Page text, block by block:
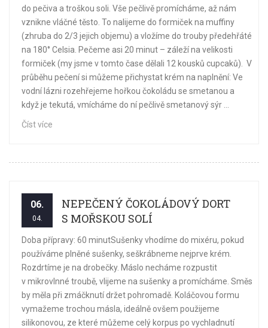
do pečiva a troškou soli. Vše pečlivě promícháme, až nám
vznikne vláčné těsto. To nalijeme do formiček na muffiny
(zhruba do 2/3 jejich objemu) a vložíme do trouby předehřáté
na 180° Celsia. Pečeme asi 20 minut – záleží na velikosti
formiček (my jsme v tomto čase dělali 12 kousků cupcaků). V
průběhu pečení si můžeme přichystat krém na naplnění: Ve
vodní lázni rozehřejeme hořkou čokoládu se smetanou a
když je tekutá, vmícháme do ní pečlivě smetanový sýr ...
Číst více
06.
04.
NEPEČENÝ ČOKOLÁDOVÝ DORT
S MOŘSKOU SOLÍ
Doba přípravy: 60 minutSušenky vhodíme do mixéru, pokud
používáme plněné sušenky, seškrábneme nejprve krém.
Rozdrtíme je na drobečky. Máslo necháme rozpustit
v mikrovlnné troubě, vlijeme na sušenky a promícháme. Směs
by měla při zmáčknutí držet pohromadě. Koláčovou formu
vymažeme trochou másla, ideálně ovšem použijeme
silikonovou, ze které můžeme celý korpus po vychladnutí